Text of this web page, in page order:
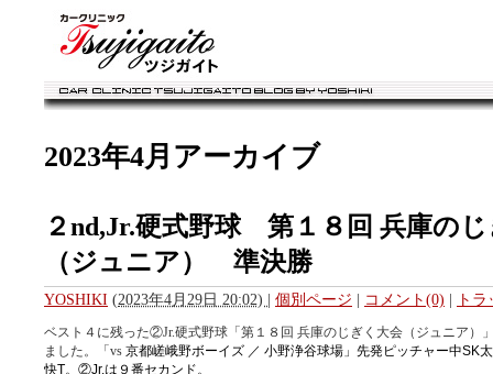
カークリニック・ツジガイト ブログ
2023年4月アーカイブ
２nd,Jr.硬式野球 第１８回 兵庫の
（ジュニア） 準決勝
YOSHIKI (2023年4月29日 20:02) | 個別ページ | コメント(0) | ト
ベスト４に残った②Jr.硬式野球「第１８回 兵庫のじぎく大会（ジュニア）
ました。「vs 京都嵯峨野ボーイズ ／ 小野浄谷球場」先発ピッチャー中SK
快T。②Jr.は９番セカンド。